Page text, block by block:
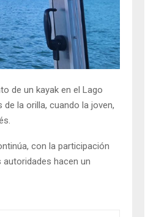
de un kayak en el Lago
la orilla, cuando la joven,
con la participación
hacen un